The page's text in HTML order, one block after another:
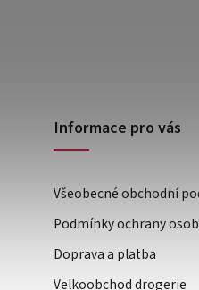
Informace pro vás
Všeobecné obchodní
Podmínky ochrany
Doprava a platba
Velkoobchod drogerie